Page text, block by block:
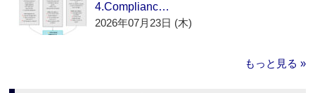
4.Complianc…
2026年07月23日 (木)
もっと見る »